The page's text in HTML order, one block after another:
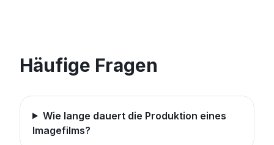
Häufige Fragen
Wie lange dauert die Produktion eines
Imagefilms?